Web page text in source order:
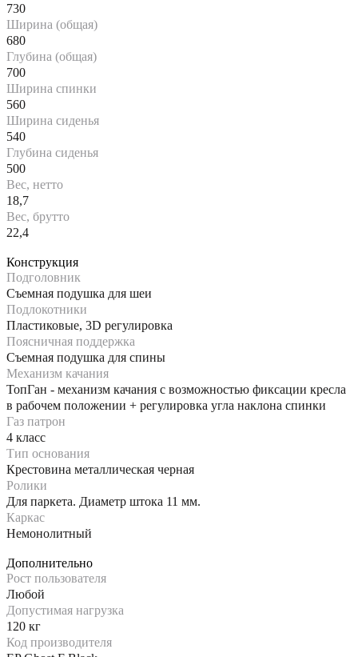
730
Ширина (общая)
680
Глубина (общая)
700
Ширина спинки
560
Ширина сиденья
540
Глубина сиденья
500
Вес, нетто
18,7
Вес, брутто
22,4
Конструкция
Подголовник
Съемная подушка для шеи
Подлокотники
Пластиковые, 3D регулировка
Поясничная поддержка
Съемная подушка для спины
Механизм качания
ТопГан - механизм качания с возможностью фиксации кресла
в рабочем положении + регулировка угла наклона спинки
Газ патрон
4 класс
Тип основания
Крестовина металлическая черная
Ролики
Для паркета. Диаметр штока 11 мм.
Каркас
Немонолитный
Дополнительно
Рост пользователя
Любой
Допустимая нагрузка
120 кг
Код производителя